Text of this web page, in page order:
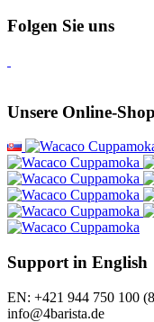
Folgen Sie uns
Unsere Online-
Support in English
EN: +421 944 750 100
info@4barista.de